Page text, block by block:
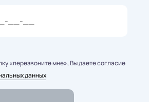
«перезвоните мне», Вы даете согласие
данных